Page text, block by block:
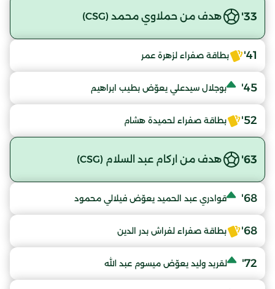
33' هدف من حملاوي محمد (CSG)
41' بطاقة صفراء لزهرة عمر
45' بوجلال سيدعلي يعوّض بطيب ابراهيم
52' بطاقة صفراء لحميدة هشام
63' هدف من اركام عبد السلام (CSG)
68' قوادري عبد الحميد يعوّض فيلالي محمود
68' بطاقة صفراء لفراش بدر الدين
72' لقريد وليد يعوّض ميسوم عبد الله